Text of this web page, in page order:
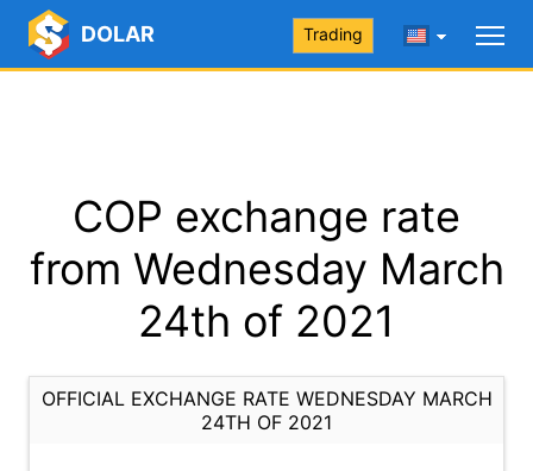
DOLAR Trading
COP exchange rate
from Wednesday March
24th of 2021
OFFICIAL EXCHANGE RATE WEDNESDAY MARCH
24TH OF 2021